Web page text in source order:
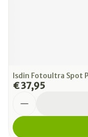
Isdin Fotoultra Spot
€ 37,95